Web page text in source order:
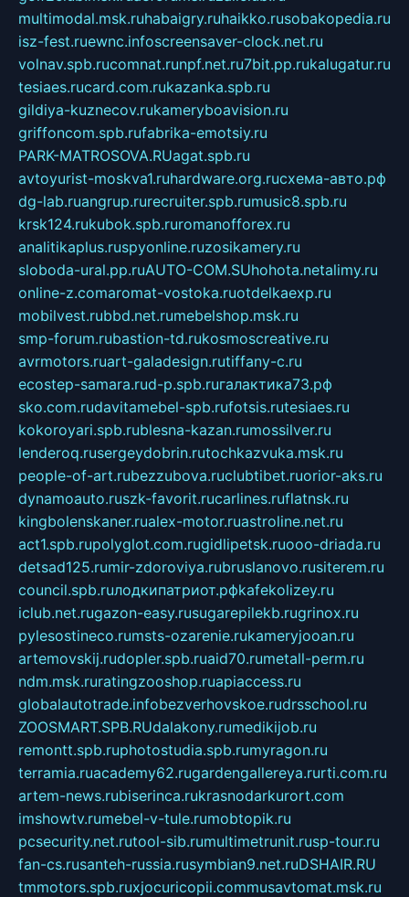
multimodal.msk.ruhabaigry.ruhaikko.rusobakopedia.ru
isz-fest.ruewnc.infoscreensaver-clock.net.ru
volnav.spb.rucomnat.runpf.net.ru7bit.pp.rukalugatur.ru
tesiaes.rucard.com.rukazanka.spb.ru
gildiya-kuznecov.rukameryboavision.ru
griffoncom.spb.rufabrika-emotsiy.ru
PARK-MATROSOVA.RUagat.spb.ru
avtoyurist-moskva1.ruhardware.org.ruсхема-авто.рф
dg-lab.ruangrup.rurecruiter.spb.rumusic8.spb.ru
krsk124.rukubok.spb.ruromanofforex.ru
analitikaplus.ruspyonline.ruzosikamery.ru
sloboda-ural.pp.ruAUTO-COM.SUhohota.netalimy.ru
online-z.comaromat-vostoka.ruotdelkaexp.ru
mobilvest.rubbd.net.rumebelshop.msk.ru
smp-forum.rubastion-td.rukosmoscreative.ru
avrmotors.ruart-galadesign.rutiffany-c.ru
ecostep-samara.rud-p.spb.ruгалактика73.рф
sko.com.rudavitamebel-spb.rufotsis.rutesiaes.ru
kokoroyari.spb.rublesna-kazan.rumossilver.ru
lenderoq.rusergeydobrin.rutochkazvuka.msk.ru
people-of-art.rubezzubova.ruclubtibet.ruorior-aks.ru
dynamoauto.ruszk-favorit.rucarlines.ruflatnsk.ru
kingbolenskaner.rualex-motor.ruastroline.net.ru
act1.spb.rupolyglot.com.rugidlipetsk.ruooo-driada.ru
detsad125.rumir-zdoroviya.rubruslanovo.rusiterem.ru
council.spb.ruлодкипатриот.рфkafekolizey.ru
iclub.net.rugazon-easy.rusugarepilekb.rugrinox.ru
pylesostineco.rumsts-ozarenie.rukameryjooan.ru
artemovskij.rudopler.spb.ruaid70.rumetall-perm.ru
ndm.msk.ruratingzooshop.ruapiaccess.ru
globalautotrade.infobezverhovskoe.rudrsschool.ru
ZOOSMART.SPB.RUdalakony.rumedikijob.ru
remontt.spb.ruphotostudia.spb.rumyragon.ru
terramia.ruacademy62.rugardengallereya.rurti.com.ru
artem-news.rubiserinca.rukrasnodarkurort.com
imshowtv.rumebel-v-tule.rumobtopik.ru
pcsecurity.net.rutool-sib.rumultimetrunit.rusp-tour.ru
fan-cs.rusanteh-russia.rusymbian9.net.ruDSHAIR.RU
tmmotors.spb.ruxjocuricopii.commusavtomat.msk.ru